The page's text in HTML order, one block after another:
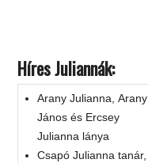
Híres Juliannák:
Arany Julianna, Arany
János és Ercsey
Julianna lánya
Csapó Julianna tanár,